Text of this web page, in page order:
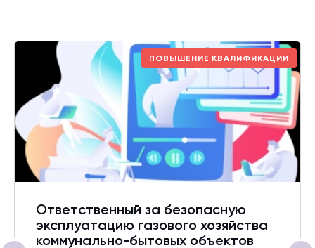
ПОВЫШЕНИЕ КВАЛИФИКАЦИИ
Ответственный за безопасную
эксплуатацию газового хозяйства
коммунально-бытовых объектов